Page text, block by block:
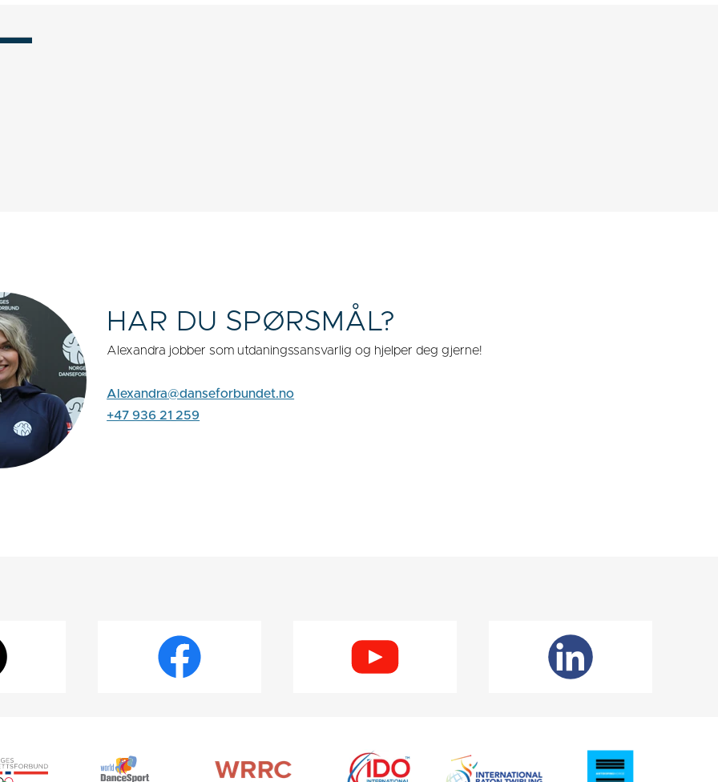
HAR DU SPØRSMÅL?
Alexandra jobber som utdaningssansvarlig og hjelper deg gjerne!
Alexandra@danseforbundet.no
+47 936 21 259